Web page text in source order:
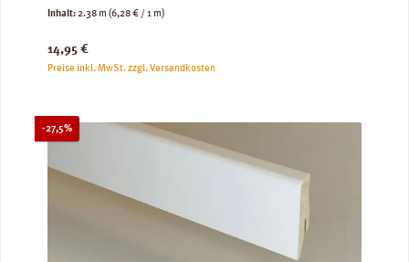
Inhalt:2.38 m (6,28 € / 1 m)
Regulärer Preis:
14,95 €
Preise inkl. MwSt. zzgl. Versandkosten
-27,5%Rabatt